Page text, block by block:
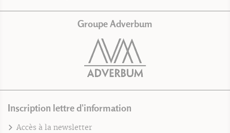
Groupe Adverbum
Inscription lettre d'information
Accès à la newsletter